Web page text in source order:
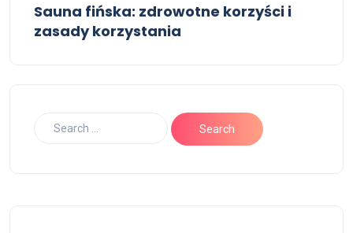
Sauna fińska: zdrowotne korzyści i
zasady korzystania